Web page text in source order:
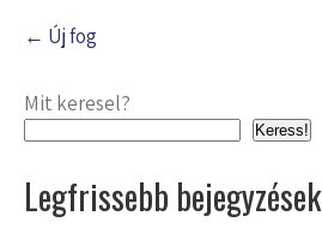
Post
navigation
← Új fog
Mit keresel?
Keress!
Legfrissebb bejegyzések